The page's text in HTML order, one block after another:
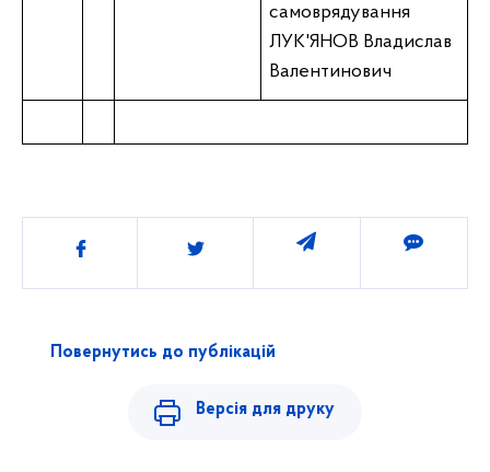
самоврядування
ЛУК'ЯНОВ Владислав
Валентинович
Поділитись
Повернутись до публікацій
Версія для друку